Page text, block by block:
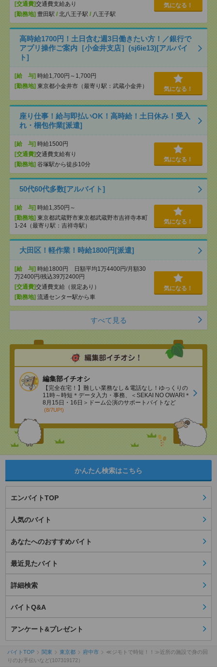
[交通費]交通費支給あり
[勤務地] 豊田駅 / 北八王子駅 / 八王子駅
気になる！
高時給1700円！土日含む週3日働きたい方！／銀行で
アプリ操作ご案内［小金井支店］(sj6ie13)[アルバイ
ト]
[給 与] 時給1,700円～1,700円
[勤務地] 東京都小金井市（最寄り駅：武蔵小金井） 気になる！
座り仕事！給与即払いOK！高時給！土日休み！受入
れ・梱包作業[派遣]
[給 与] 時給1500円
[交通費]交通費支給有り
[勤務地] 谷塚駅から徒歩10分
気になる！
50代60代多数[アルバイト]
[給 与] 時給1,350円～
[勤務地] 東京都武蔵野市東京都武蔵野市吉祥寺本町
1-24（最寄り駅：吉祥寺駅）
気になる！
大田区！軽作業！時給1800円[派遣]
[給 与] 時給1800円 日額平均1万4400円/月額30
万2400円/残込39万2400円
[交通費]交通費支給（規定あり）
[勤務地] 流通センター駅から車
気になる！
すべて見る
編集部イチオシ
【完全在宅！】難しい業務なし＆電話なし！ゆっくりの
11時～時短＊データ入力・事務、＜SEKAI NO OWARI＊
8月15日・16日＞ドーム公演のサポートバイトなど
(8/7UP!)
かんたん検索はこちら
エンバイトTOP
人気のバイト
あなたへのおすすめバイト
最近見たバイト
詳細検索
バイトQ&A
アンケート&プレゼント
バイトTOP 関東 東京都 府中市
≪ジモトで時短！！≫近所の施設で身の回
りのお手伝いなど(107319172）